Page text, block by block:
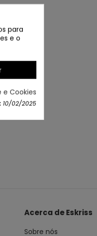
Acerca de Eskriss
Sobre nós
para
e o
e Cookies
10/02/2025